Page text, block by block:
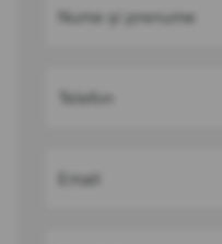
Nume și prenume
Telefon
Email